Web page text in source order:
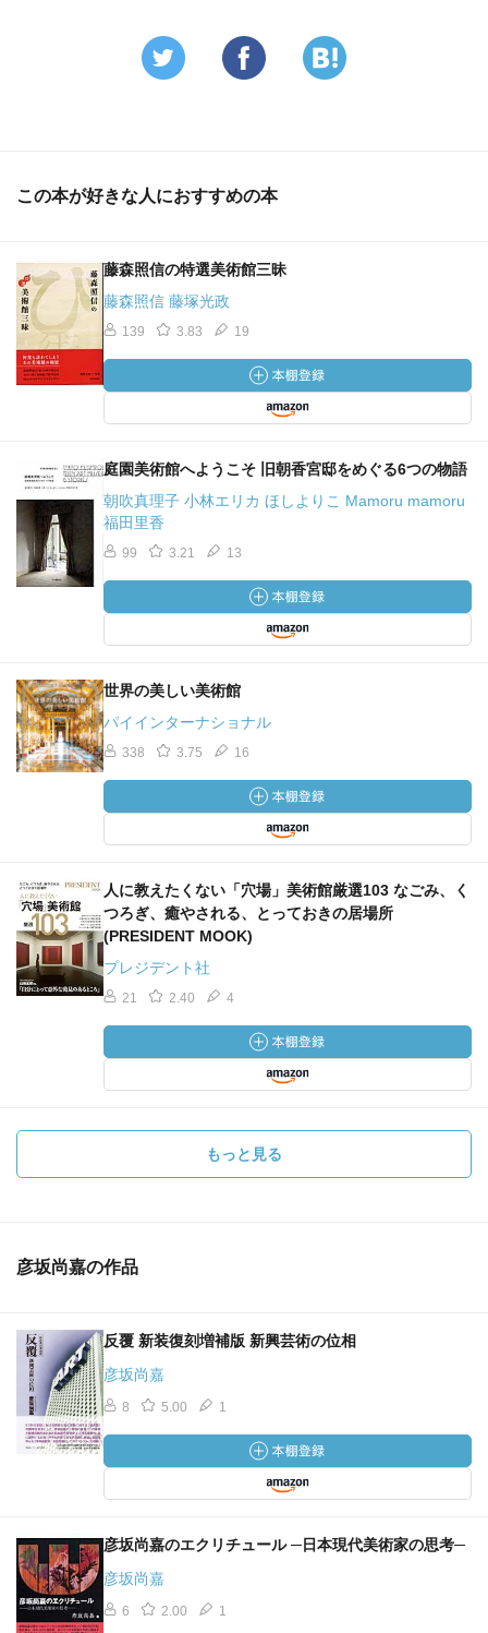
この本が好きな人におすすめの本
藤森照信の特選美術館三昧
藤森照信 藤塚光政
139 3.83 19
庭園美術館へようこそ 旧朝香宮邸をめぐる6つの物語
朝吹真理子 小林エリカ ほしよりこ Mamoru mamoru
福田里香
99 3.21 13
世界の美しい美術館
パイインターナショナル
338 3.75 16
人に教えたくない「穴場」美術館厳選103 なごみ、く
つろぎ、癒やされる、とっておきの居場所
(PRESIDENT MOOK)
プレジデント社
21 2.40 4
もっと見る
彦坂尚嘉の作品
反覆 新装復刻増補版 新興芸術の位相
彦坂尚嘉
8 5.00 1
彦坂尚嘉のエクリチュール ─日本現代美術家の思考─
彦坂尚嘉
6 2.00 1